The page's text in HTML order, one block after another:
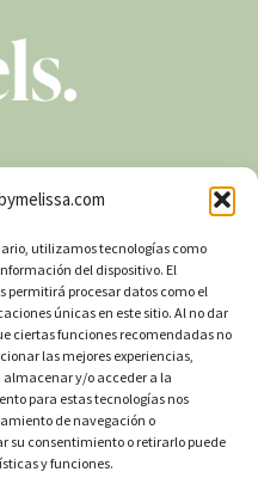
utilizamos tecnologías como
del dispositivo. El
permitirá procesar datos como el
únicas en este sitio. Al no dar
ciertas funciones recomendadas no
las mejores experiencias,
y/o acceder a la
para estas tecnologías nos
de navegación o
su consentimiento o retirarlo puede
y funciones.
como un consejo o guía
reemplazar el uso de
sobre la salud. Consulte a un
un diagnóstico y/o es menor de
antes de usar CBD. MELS no
el uso de los productos MELS.
Europa